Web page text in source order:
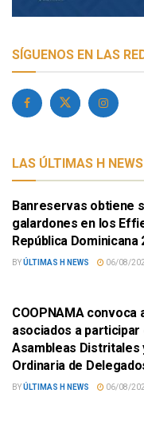
SÍGUENOS EN LAS
LAS ÚLTIMAS H NEWS
Banreservas obtiene
galardones en los
República Dominicana
BYÚLTIMAS H NEWS 06/08/
COOPNAMA convoca
asociados a participar
Asambleas Distritales
Ordinaria de
BYÚLTIMAS H NEWS 06/08/